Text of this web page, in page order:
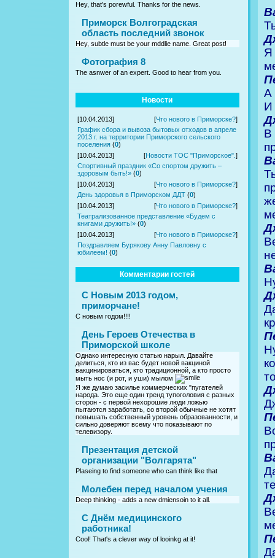
Hey, that's porewful. Thanks for the news.
Приморск Волгоградская
область последний звонок
Hey, subtle must be your mddlie name. Great post!
Фотография 8
The asnwer of an expert. Good to hear from you.
Новости
[10.04.2013] [Что нового в Приморске?]
График сбора и вывоза бытовых отходов в апреле
2013 г. на территории Приморского сельского
поселения (0)
[10.04.2013]
[Новости ТОС "Приморское". ]
Спортивный праздник «Со спортом дружить –
здоровым быть!» (0)
[10.04.2013]
[Что нового в Приморске?]
День здоровья в Приморском ДДТ (0)
[10.04.2013]
[Что нового в Приморске?]
Театрализованное представление «Будем с
книгами дружить!» (0)
[10.04.2013]
[Что нового в Приморске?]
Поздравляем Бурякову Анну Павловну с
юбилеем! (0)
Комментарии гостей
С Новым 2013 годом,
приморчане!
С новым годом!!!!
День Героев Отечества в
Приморской школе
Однако интересную статью нарыл. Давайте
делиться, кто из вас будет новой вакциной
вакцинироваться, кто традиционной, а кто просто
мыть нос (и рот, и уши) мылом
Я же думаю засилье коммерческих "пугателей
народа. Это еще один тренд тупоголовия с разных
сторон - с первой нехорошие люди ложью
пытаются заработать, со второй обычные не хотят
повышать собственный уровень образованности, и
сильно доверяют всему что показывают по
телевизору.
Презентация детской
организации "Волгарята"
Plaseing to find someone who can think like that
Молебен перед началом учения
Deep thinking - adds a new dmiensoin to it all.
C Днём медицинского
работника!
Cool! That's a clever way of looinkg at it!
Я
А
И
В